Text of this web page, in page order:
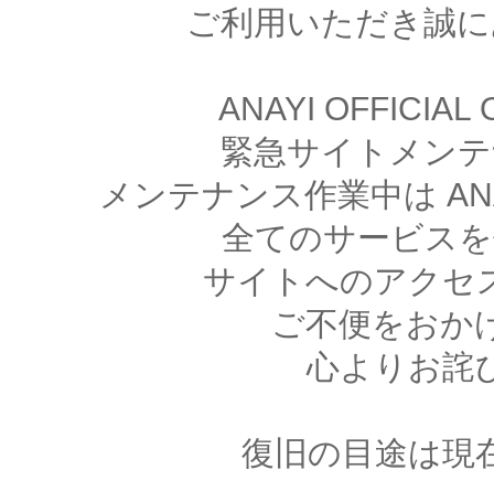
ご利用いただき誠
ANAYI OFFICIAL
緊急サイトメン
メンテナンス作業中は
全てのサービス
サイトへのアクセ
ご不便をおか
心よりお詫
復旧の目途は現